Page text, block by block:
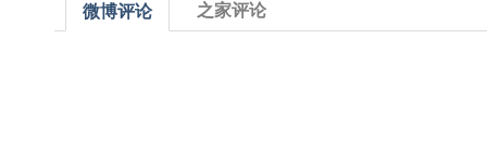
微博评论 之家评论